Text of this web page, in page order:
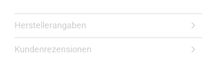
Herstellerangaben
Kundenrezensionen